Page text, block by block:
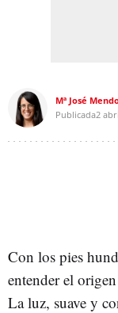
Mª José
Publicada2
Con los pies
entender el
La luz, suave y